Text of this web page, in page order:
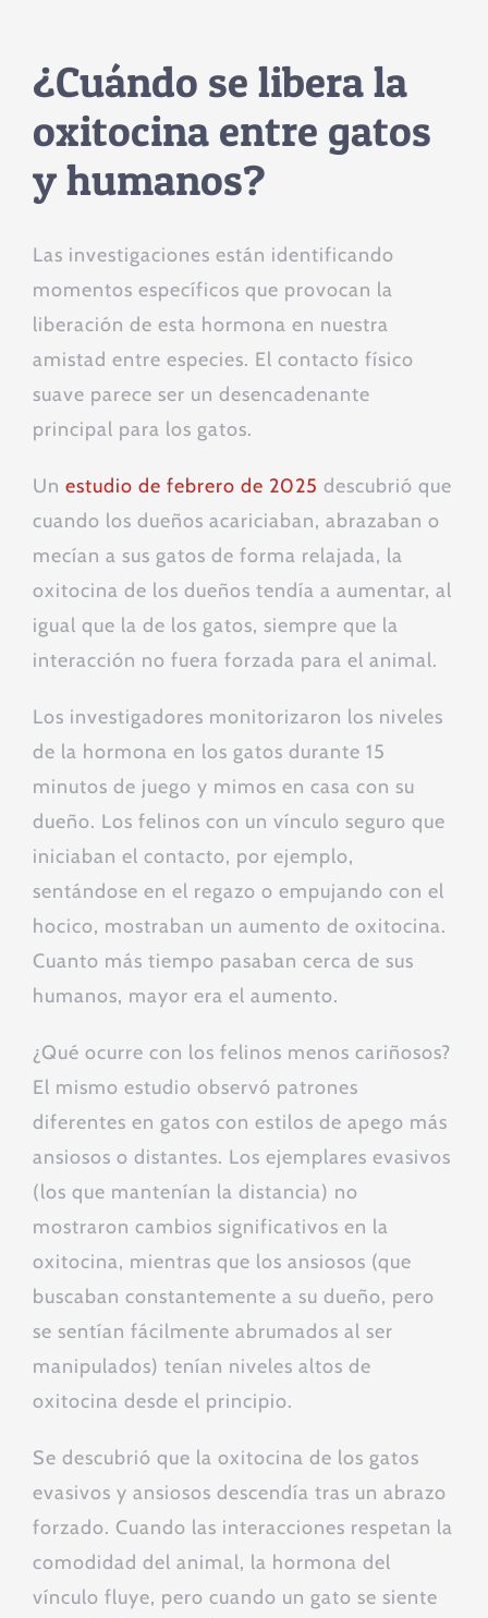
¿Cuándo se libera la
oxitocina entre gatos
y humanos?
Las investigaciones están identificando
momentos específicos que provocan la
liberación de esta hormona en nuestra
amistad entre especies. El contacto físico
suave parece ser un desencadenante
principal para los gatos.
Un estudio de febrero de 2025 descubrió que
cuando los dueños acariciaban, abrazaban o
mecían a sus gatos de forma relajada, la
oxitocina de los dueños tendía a aumentar, al
igual que la de los gatos, siempre que la
interacción no fuera forzada para el animal.
Los investigadores monitorizaron los niveles
de la hormona en los gatos durante 15
minutos de juego y mimos en casa con su
dueño. Los felinos con un vínculo seguro que
iniciaban el contacto, por ejemplo,
sentándose en el regazo o empujando con el
hocico, mostraban un aumento de oxitocina.
Cuanto más tiempo pasaban cerca de sus
humanos, mayor era el aumento.
¿Qué ocurre con los felinos menos cariñosos?
El mismo estudio observó patrones
diferentes en gatos con estilos de apego más
ansiosos o distantes. Los ejemplares evasivos
(los que mantenían la distancia) no
mostraron cambios significativos en la
oxitocina, mientras que los ansiosos (que
buscaban constantemente a su dueño, pero
se sentían fácilmente abrumados al ser
manipulados) tenían niveles altos de
oxitocina desde el principio.
Se descubrió que la oxitocina de los gatos
evasivos y ansiosos descendía tras un abrazo
forzado. Cuando las interacciones respetan la
comodidad del animal, la hormona del
vínculo fluye, pero cuando un gato se siente